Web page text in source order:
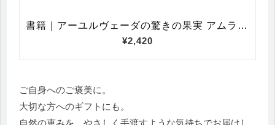
ご自身へのご褒美に。
大切な方へのギフトにも。
自然の恵みを、やさしく手渡すような気持ちでお届けし